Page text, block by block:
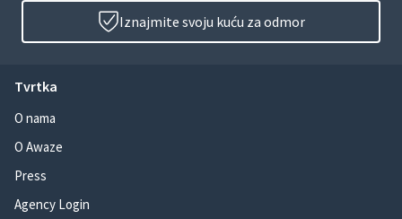
Iznajmite svoju kuću za odmor
Tvrtka
O nama
O Awaze
Press
Agency Login